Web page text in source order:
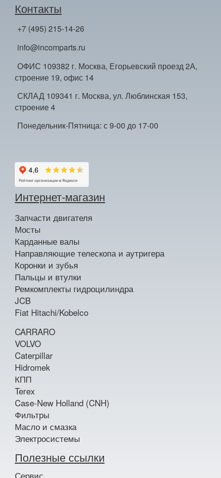
Контакты
+7 (495) 215-14-26
info@incomparts.ru
ОФИС 109382 г. Москва, Егорьевский проезд 2А,
строение 19, офис 14
СКЛАД 109341 г. Москва, ул. Люблинская 153,
строение 4
Понедельник-Пятница: с 9-00 до 17-00
Интернет-магазин
Запчасти двигателя
Мосты
Карданные валы
Направляющие телескопа и аутригера
Коронки и зубья
Пальцы и втулки
Ремкомплекты гидроцилиндра
JCB
Fiat Hitachi/Kobelco
CARRARO
VOLVO
Caterpillar
Hidromek
КПП
Terex
Case-New Holland (CNH)
Фильтры
Масло и смазка
Электросистемы
Полезные ссылки
Сервис